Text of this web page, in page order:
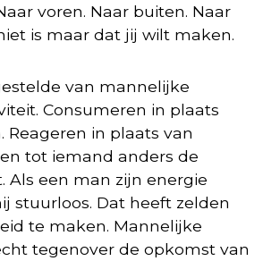
voren. Naar buiten. Naar
is maar dat jij wilt maken.
van mannelijke
Consumeren in plaats
Reageren in plaats van
tot iemand anders de
Als een man zijn energie
stuurloos. Dat heeft zelden
te maken. Mannelijke
tegenover de opkomst van